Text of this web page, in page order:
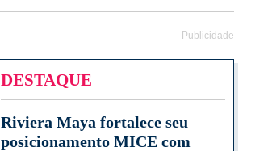
Publicidade
DESTAQUE
Riviera Maya fortalece seu
posicionamento MICE com